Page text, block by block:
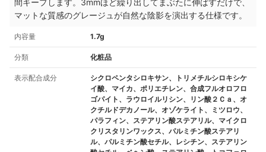
間キープします。3mmほど繰り出してまぶたに伸ばすだけで、
マットな質感のグレージュが自然な陰影を演出する仕様です。
内容量 1.7g
分類 化粧品
表示配合成分
シクロペンタシロキサン、トリメチルシロキシケ
イ酸、マイカ、ポリエチレン、合成フルオロフロ
ゴパイト、ラウロイルリシン、リン酸２Ｃａ、オ
クチルドデカノール、オゾケライト、ミツロウ、
パラフィン、ステアリン酸ステアリル、マイクロ
クリスタリンワックス、パルミチン酸ステアリ
ル、パルミチン酸セチル、レシチン、ステアリン